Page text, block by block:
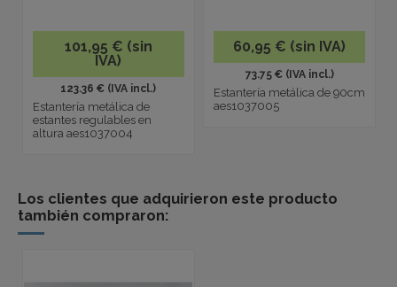
101,95 € (sin
IVA)
123.36 € (IVA incl.)
Estantería metálica de
estantes regulables en
altura aes1037004
60,95 € (sin IVA)
73.75 € (IVA incl.)
Estantería metálica de 90cm
aes1037005
Los clientes que adquirieron este producto
también compraron: